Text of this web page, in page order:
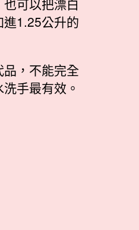
1.25公升的
，不能完全
手最有效。